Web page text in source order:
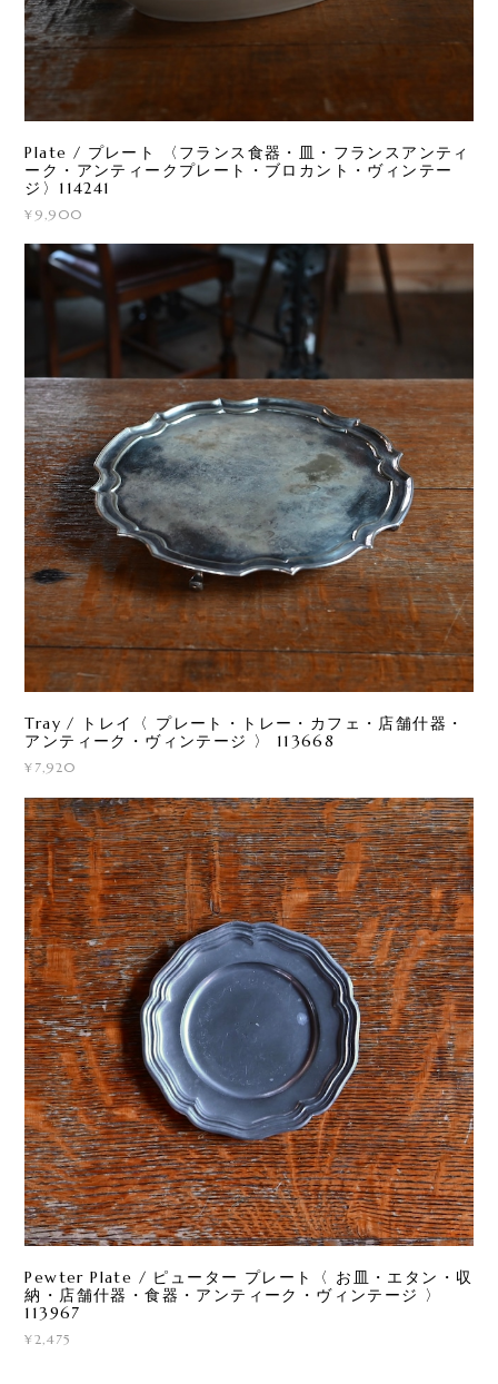
Plate / プレート 〈フランス食器・皿・フランスアンティ
ーク・アンティークプレート・ブロカント・ヴィンテー
ジ〉114241
¥9,900
Tray / トレイ〈 プレート・トレー・カフェ・店舗什器・
アンティーク・ヴィンテージ 〉 113668
¥7,920
Pewter Plate / ピューター プレート〈 お皿・エタン・収
納・店舗什器・食器・アンティーク・ヴィンテージ 〉
113967
¥2,475